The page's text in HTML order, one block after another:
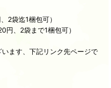
2袋迄1梱包可）
、2袋まで1梱包可）
ます、下記リンク先ページで